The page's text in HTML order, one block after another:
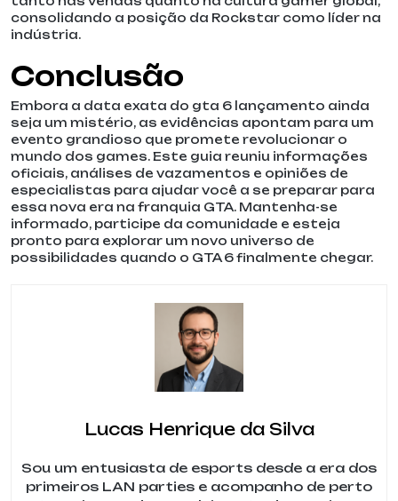
consolidando a posição da Rockstar como líder na
indústria.
Conclusão
Embora a data exata do gta 6 lançamento ainda
seja um mistério, as evidências apontam para um
evento grandioso que promete revolucionar o
mundo dos games. Este guia reuniu informações
oficiais, análises de vazamentos e opiniões de
especialistas para ajudar você a se preparar para
essa nova era na franquia GTA. Mantenha-se
informado, participe da comunidade e esteja
pronto para explorar um novo universo de
possibilidades quando o GTA 6 finalmente chegar.
Lucas Henrique da Silva
Sou um entusiasta de esports desde a era dos
primeiros LAN parties e acompanho de perto